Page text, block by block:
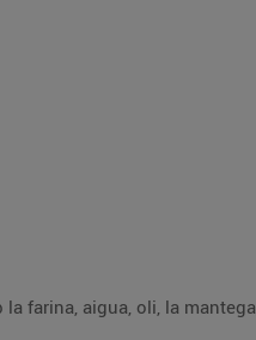
farina, aigua, oli, la